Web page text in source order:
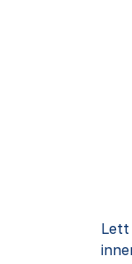
Lett